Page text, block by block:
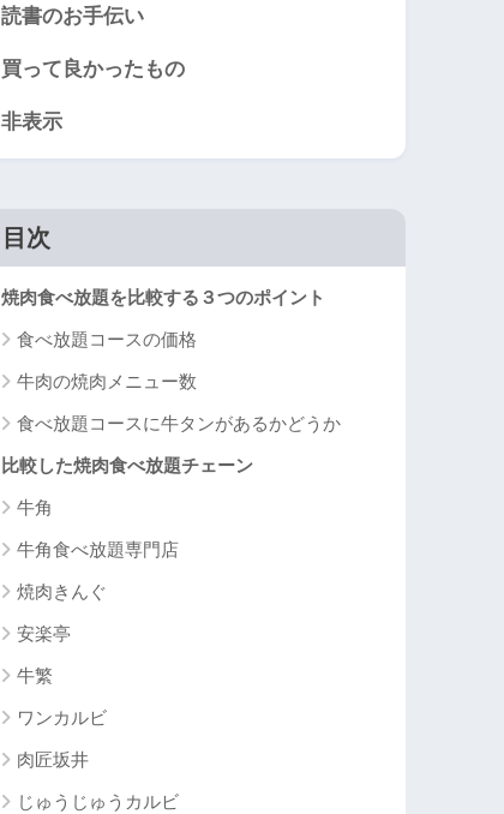
読書のお手伝い
買って良かったもの
非表示
目次
焼肉食べ放題を比較する３つのポイント
食べ放題コースの価格
牛肉の焼肉メニュー数
食べ放題コースに牛タンがあるかどうか
比較した焼肉食べ放題チェーン
牛角
牛角食べ放題専門店
焼肉きんぐ
安楽亭
牛繁
ワンカルビ
肉匠坂井
じゅうじゅうカルビ